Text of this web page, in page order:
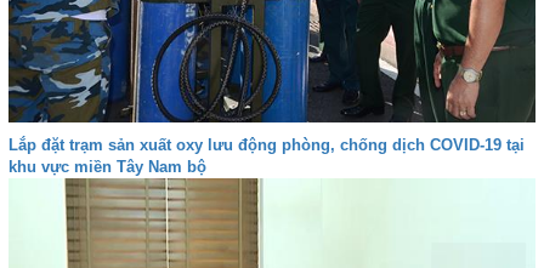
Lắp đặt trạm sản xuất oxy lưu động phòng, chống dịch COVID-19 tại
khu vực miền Tây Nam bộ